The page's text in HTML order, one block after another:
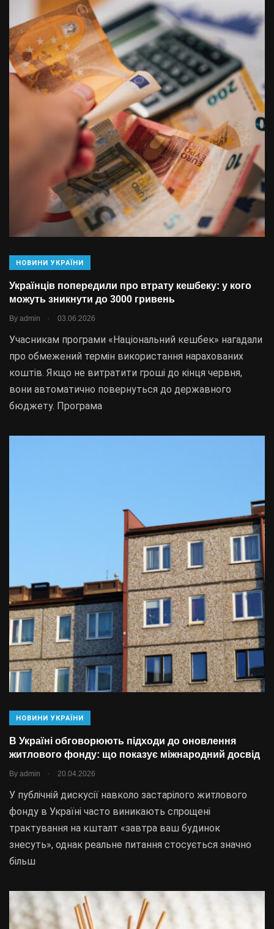
НОВИНИ УКРАЇНИ
Українців попередили про втрату кешбеку: у кого
можуть зникнути до 3000 гривень
By admin . 03.06.2026
Учасникам програми «Національний кешбек» нагадали
про обмежений термін використання нарахованих
коштів. Якщо не витратити гроші до кінця червня,
вони автоматично повернуться до державного
бюджету. Програма
НОВИНИ УКРАЇНИ
В Україні обговорюють підходи до оновлення
житлового фонду: що показує міжнародний досвід
By admin . 20.04.2026
У публічній дискусії навколо застарілого житлового
фонду в Україні часто виникають спрощені
трактування на кшталт «завтра ваш будинок
знесуть», однак реальне питання стосується значно
більш